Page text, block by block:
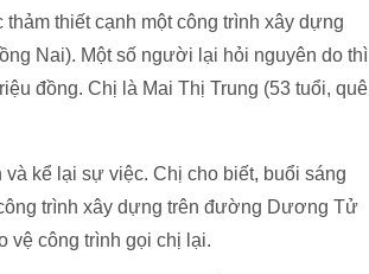
thiết cạnh một công trình xây dựng
Nai). Một số người lại hỏi nguyên do thì
đồng. Chị là Mai Thị Trung (53 tuổi, quê
kể lại sự việc. Chị cho biết, buổi sáng
trình xây dựng trên đường Dương Tử
vệ công trình gọi chị lại.